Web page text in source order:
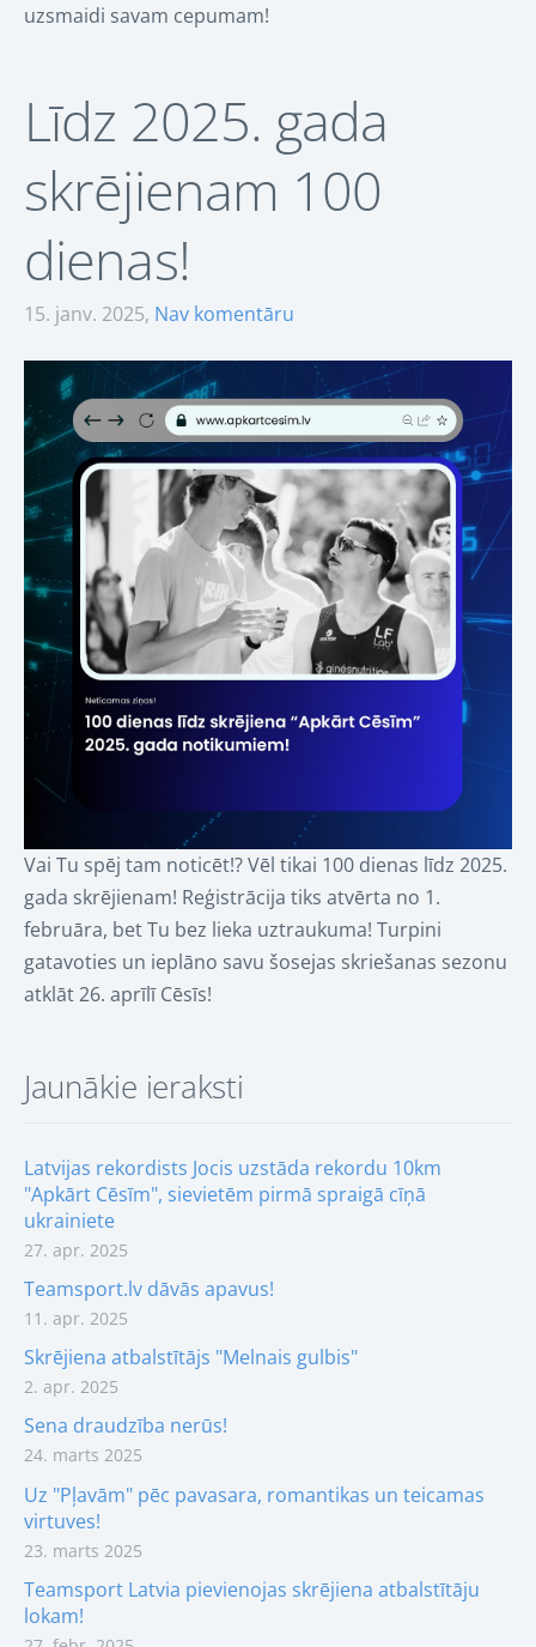
Jaunākie ieraksti
Latvijas rekordists Jocis uzstāda rekordu 10km
"Apkārt Cēsīm", sievietēm pirmā spraigā cīņā
ukrainiete
27. apr. 2025
Teamsport.lv dāvās apavus!
11. apr. 2025
Skrējiena atbalstītājs "Melnais gulbis"
2. apr. 2025
Sena draudzība nerūs!
24. marts 2025
Uz "Pļavām" pēc pavasara, romantikas un teicamas
virtuves!
23. marts 2025
Teamsport Latvia pievienojas skrējiena atbalstītāju
lokam!
uzsmaidi savam cepumam!
Līdz 2025. gada
skrējienam 100
dienas!
15. janv. 2025, Nav komentāru
Vai Tu spēj tam noticēt!? Vēl tikai 100 dienas līdz 2025.
gada skrējienam! Reģistrācija tiks atvērta no 1.
februāra, bet Tu bez lieka uztraukuma! Turpini
gatavoties un ieplāno savu šosejas skriešanas sezonu
atklāt 26. aprīlī Cēsīs!